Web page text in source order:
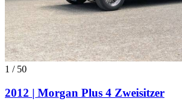
1 / 50
2012 | Morgan Plus 4 Zweisitzer